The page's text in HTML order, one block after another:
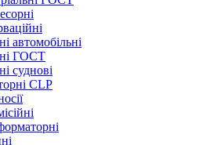
автомобільні
ГОСТ
суднові
CLP